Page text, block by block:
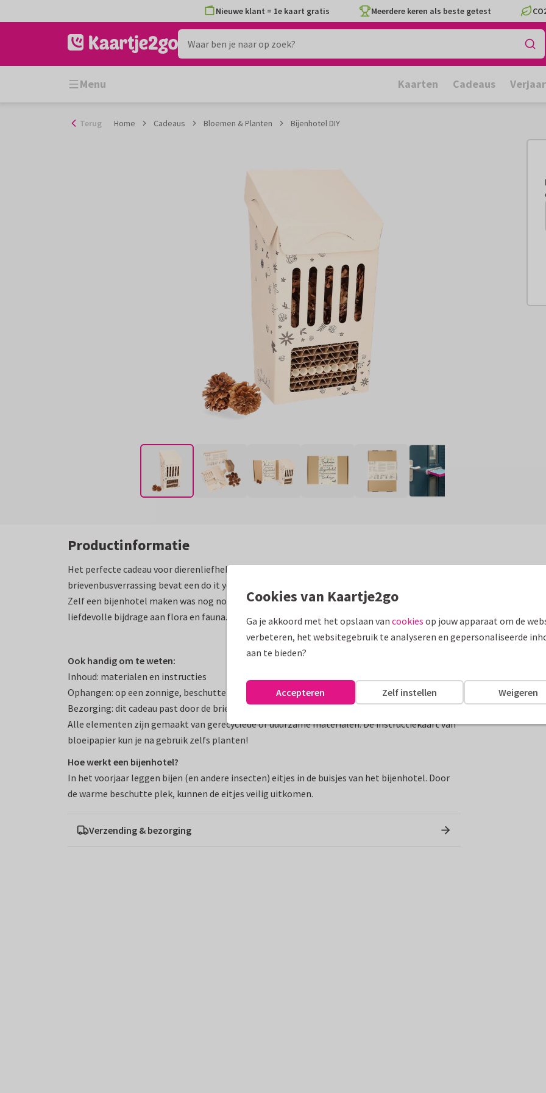
naar
Nieuwe klant = 1e kaart gratis Meerdere keren als beste getest
Menu Kaarten Cadeaus
Terug Home Cadeaus Bloemen & Planten Bijenhotel DIY
Productinformatie
Het perfecte cadeau voor dierenliefhebbers: dit bijenhotel bouwpakket. Deze
brievenbusverrassing bevat een do it yourself bijenhotel met een (plantbare!) instructiekaart.
Zelf een bijenhotel maken was nog nooit zo makkelijk. Een vrolijk brievenbuscadeau en een
liefdevolle bijdrage aan flora en fauna.
Ook handig om te weten:
Inhoud: materialen en instructies
Ophangen: op een zonnige, beschutte plek
Bezorging: dit cadeau past door de brievenbus
Alle elementen zijn gemaakt van gerecyclede of duurzame materialen. De instructiekaart van
bloeipapier kun je na gebruik zelfs planten!
Hoe werkt een bijenhotel?
In het voorjaar leggen bijen (en andere insecten) eitjes in de buisjes van het bijenhotel. Door
de warme beschutte plek, kunnen de eitjes veilig uitkomen.
Verzending & bezorging
Cookies van Kaartje2go
Ga je akkoord met het opslaan van cookies op jouw apparaat om de
verbeteren, het websitegebruik te analyseren en gepersonaliseerde
aan te bieden?
Weigeren
Zelf instellen
Accepteren